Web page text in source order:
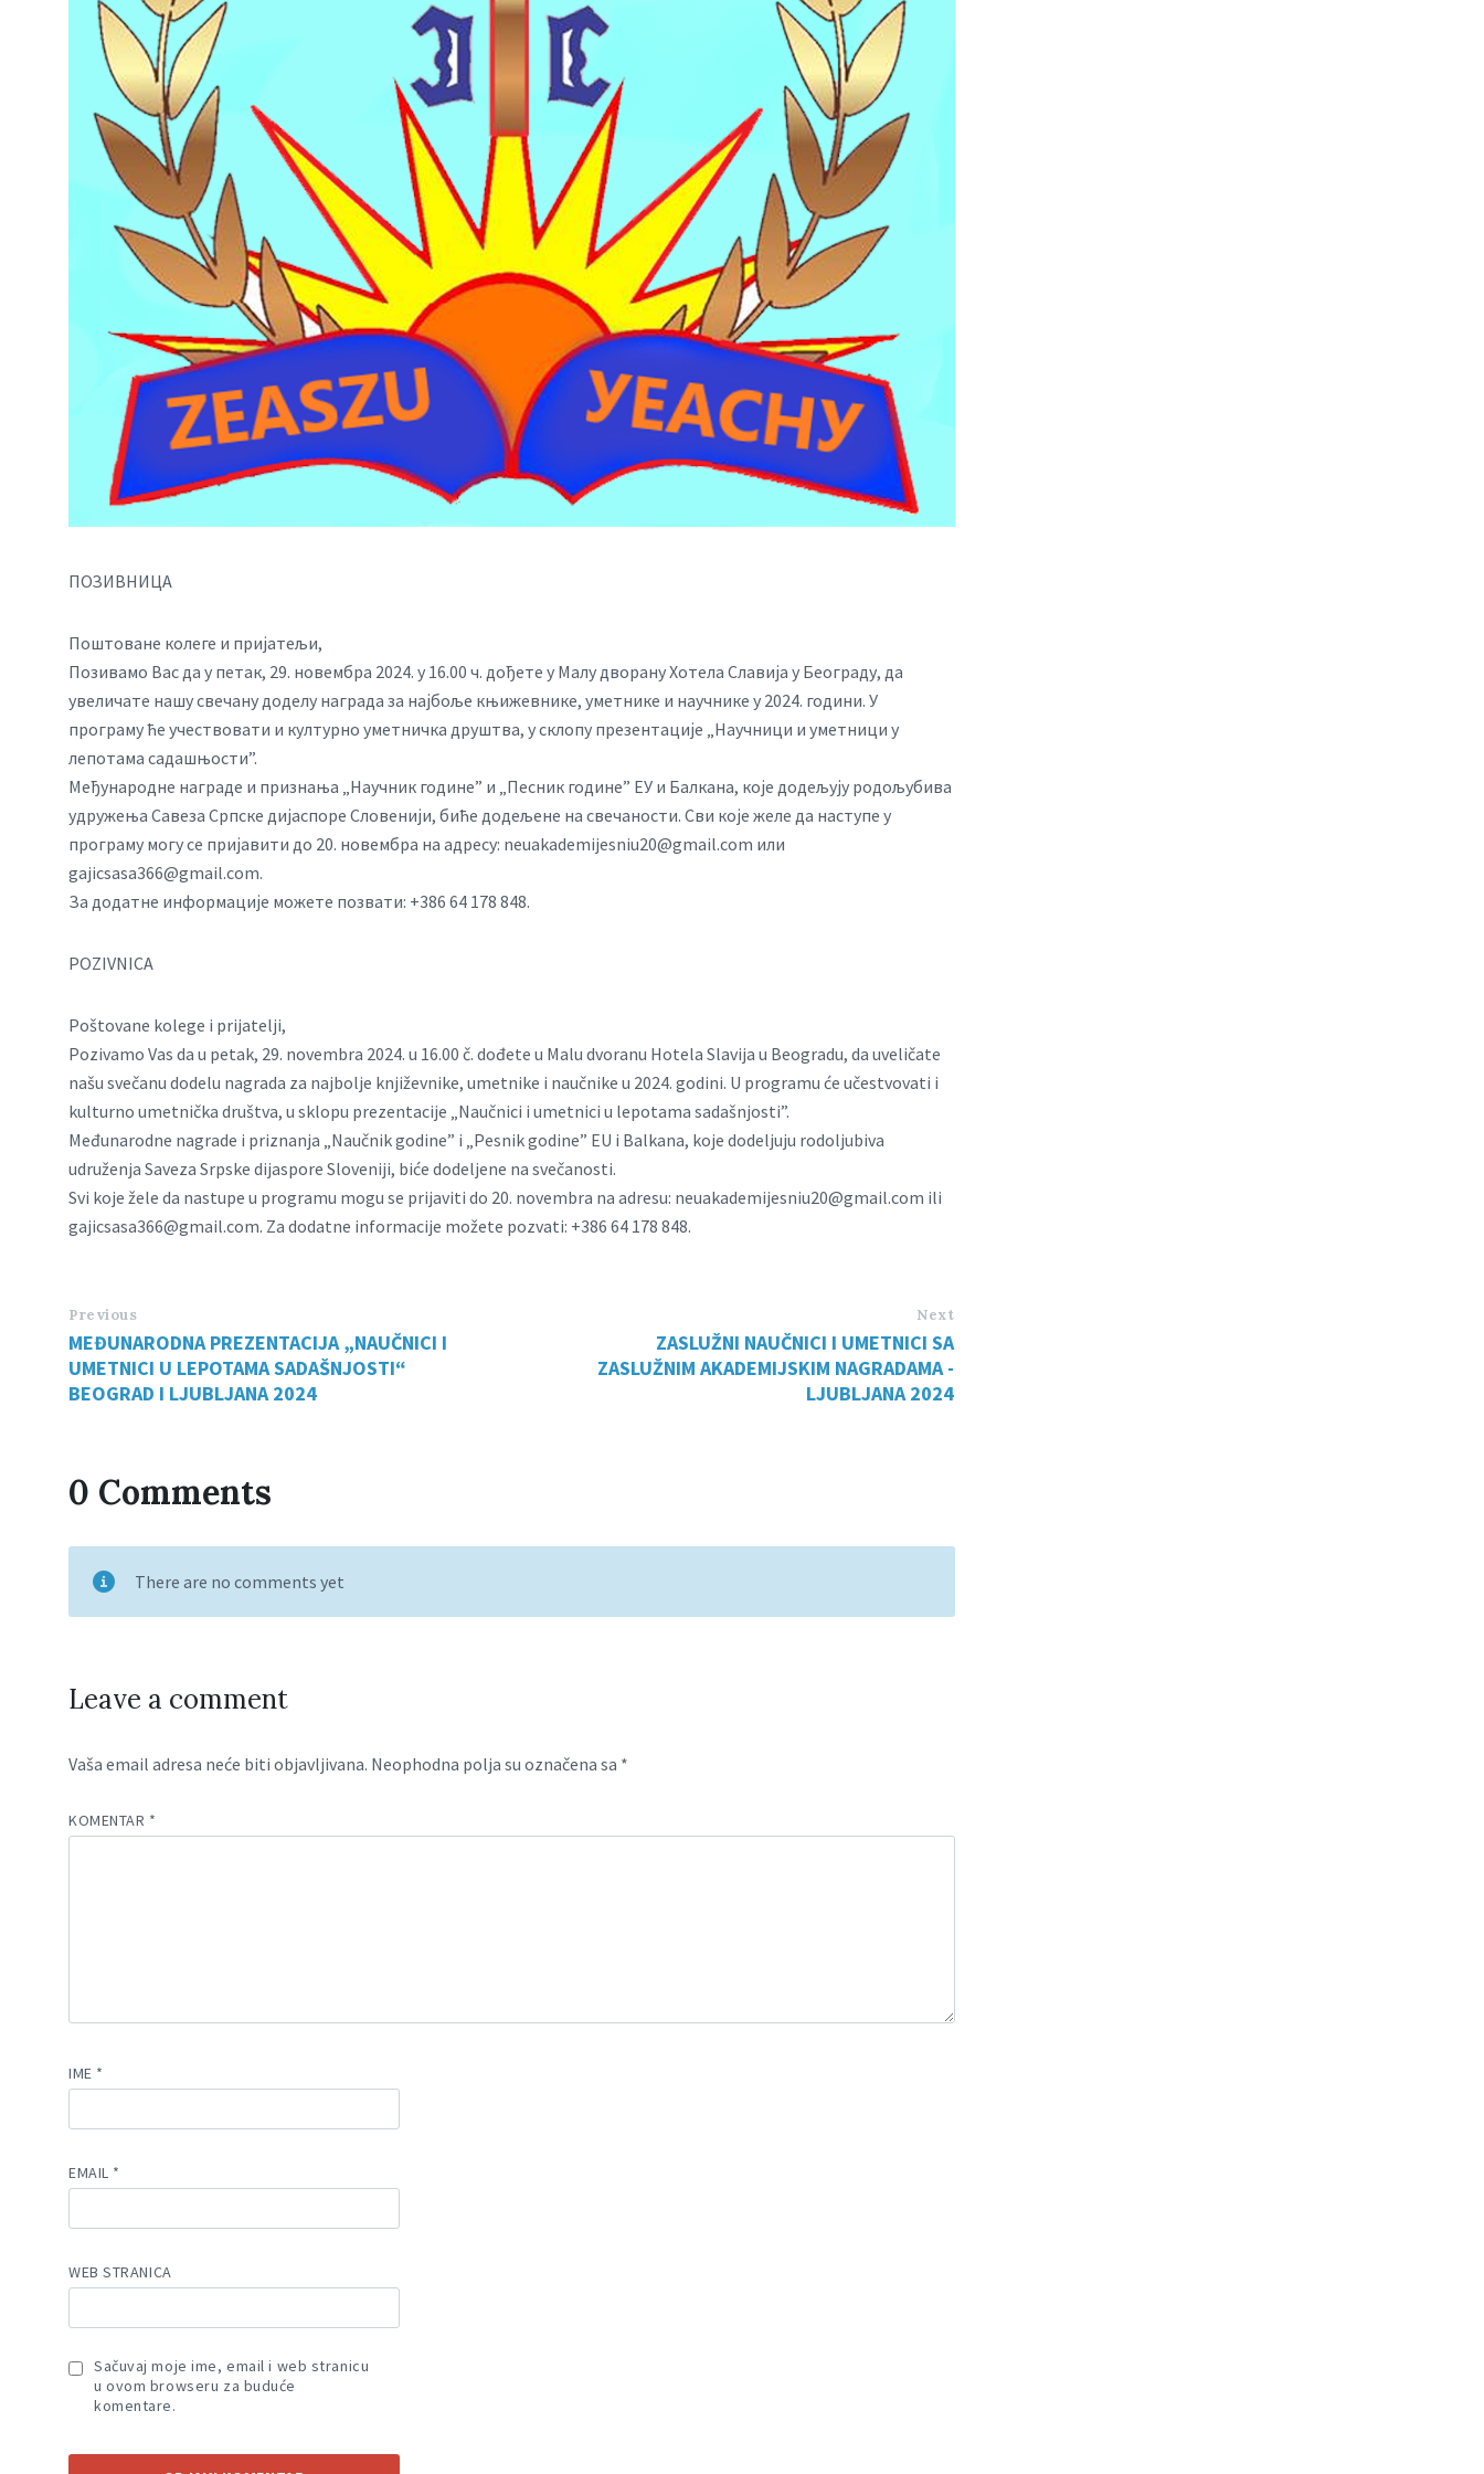
ПОЗИВНИЦА
Поштоване колеге и пријатељи,
Позивамо Вас да у петак, 29. новембра 2024. у 16.00 ч. дођете у Малу дворану Хотела Славија у Београду, да
увеличате нашу свечану доделу награда за најбоље књижевнике, уметнике и научнике у 2024. години. У
програму ће учествовати и културно уметничка друштва, у склопу презентације „Научници и уметници у
лепотама садашњости”.
Међународне награде и признања „Научник године” и „Песник године” ЕУ и Балкана, које додељују родољубива
удружења Савеза Српске дијаспоре Словенији, биће додељене на свечаности. Сви које желе да наступе у
програму могу се пријавити до 20. новембра на адресу: neuakademijesniu20@gmail.com или
gajicsasa366@gmail.com.
За додатне информације можете позвати: +386 64 178 848.
POZIVNICA
Poštovane kolege i prijatelji,
Pozivamo Vas da u petak, 29. novembra 2024. u 16.00 č. dođete u Malu dvoranu Hotela Slavija u Beogradu, da uveličate
našu svečanu dodelu nagrada za najbolje književnike, umetnike i naučnike u 2024. godini. U programu će učestvovati i
kulturno umetnička društva, u sklopu prezentacije „Naučnici i umetnici u lepotama sadašnjosti”.
Međunarodne nagrade i priznanja „Naučnik godine” i „Pesnik godine” EU i Balkana, koje dodeljuju rodoljubiva
udruženja Saveza Srpske dijaspore Sloveniji, biće dodeljene na svečanosti.
Svi koje žele da nastupe u programu mogu se prijaviti do 20. novembra na adresu: neuakademijesniu20@gmail.com ili
gajicsasa366@gmail.com. Za dodatne informacije možete pozvati: +386 64 178 848.
Previous
MEĐUNARODNA PREZENTACIJA „NAUČNICI I
UMETNICI U LEPOTAMA SADAŠNJOSTI“
BEOGRAD I LJUBLJANA 2024
Next
ZASLUŽNI NAUČNICI I UMETNICI SA
ZASLUŽNIM AKADEMIJSKIM NAGRADAMA -
LJUBLJANA 2024
0 Comments
There are no comments yet
Leave a comment
Vaša email adresa neće biti objavljivana. Neophodna polja su označena sa *
KOMENTAR *
IME *
EMAIL *
WEB STRANICA
Sačuvaj moje ime, email i web stranicu
u ovom browseru za buduće
komentare.